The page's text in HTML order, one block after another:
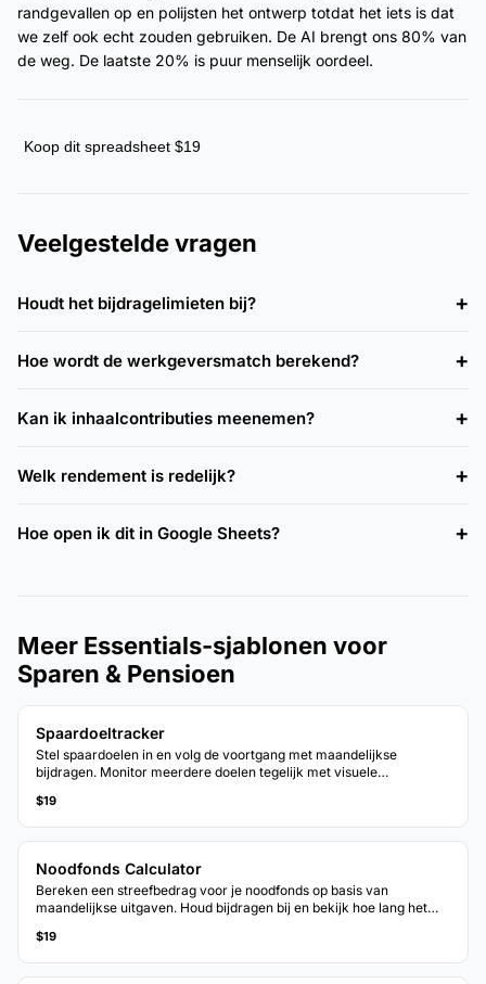
randgevallen op en polijsten het ontwerp totdat het iets is dat
we zelf ook echt zouden gebruiken. De AI brengt ons 80% van
de weg. De laatste 20% is puur menselijk oordeel.
Koop dit spreadsheet $19
Veelgestelde vragen
Houdt het bijdragelimieten bij?
Hoe wordt de werkgeversmatch berekend?
Kan ik inhaalcontributies meenemen?
Welk rendement is redelijk?
Hoe open ik dit in Google Sheets?
Meer Essentials-sjablonen voor
Sparen & Pensioen
Spaardoeltracker
Stel spaardoelen in en volg de voortgang met maandelijkse
bijdragen. Monitor meerdere doelen tegelijk met visuele
$19
Noodfonds Calculator
Bereken een streefbedrag voor je noodfonds op basis van
maandelijkse uitgaven. Houd bijdragen bij en bekijk hoe lang het
$19